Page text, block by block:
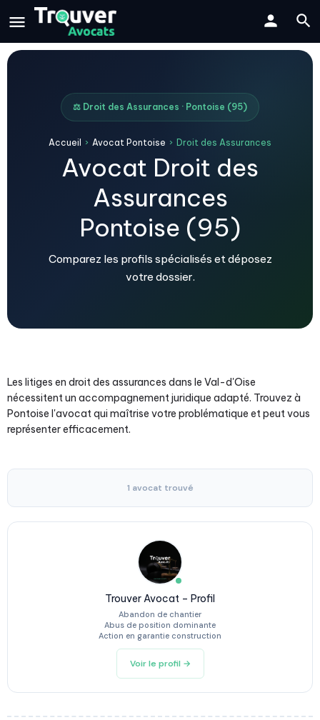
⚖️ Droit des Assurances · Pontoise (95)
Accueil › Avocat Pontoise › Droit des Assurances
Avocat Droit des
Assurances
Pontoise (95)
Comparez les profils spécialisés et déposez
votre dossier.
Les litiges en droit des assurances dans le Val-d'Oise
nécessitent un accompagnement juridique adapté. Trouvez à
Pontoise l'avocat qui maîtrise votre problématique et peut vous
représenter efficacement.
1 avocat trouvé
Trouver Avocat – Profil
Abandon de chantier
Abus de position dominante
Action en garantie construction
Voir le profil →